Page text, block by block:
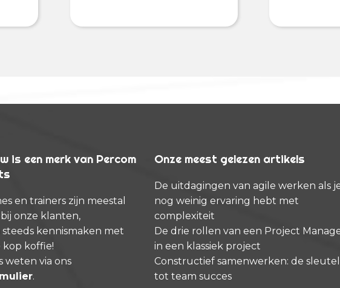
is een merk van Percom
en trainers zijn meestal
onze klanten,
steeds kennismaken met
kop koffie!
weten via ons
.
Onze meest gelezen artikels
De uitdagingen van agile werken als
nog weinig ervaring hebt met
complexiteit
De drie rollen van een Project
in een klassiek project
Constructief samenwerken: de sleutel
tot team succes